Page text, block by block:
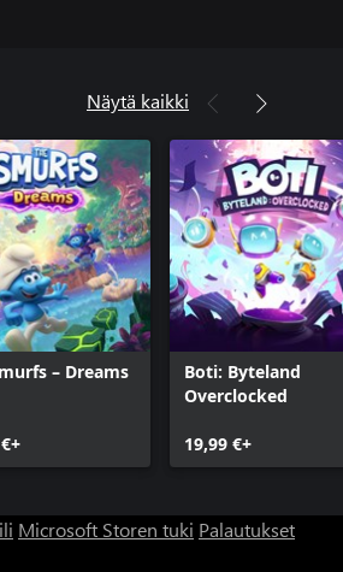
Näytä kaikki
– Dreams
Boti: Byteland
Overclocked
19,99 €+
Microsoft Storen tuki Palautukset